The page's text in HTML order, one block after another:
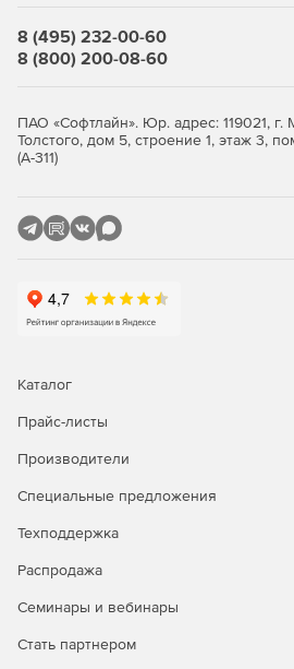
Купите nanoCAD BIM Отопление
магазине по доступной цене.
8 (495) 232-00-60
8 (800) 200-08-60
ПАО «Софтлайн». Юр. адрес: 119021, г.
Толстого, дом 5, строение 1, этаж 3,
(А-311)
Каталог
Прайс-листы
Производители
Специальные предложения
Техподдержка
Распродажа
Семинары и вебинары
Стать партнером